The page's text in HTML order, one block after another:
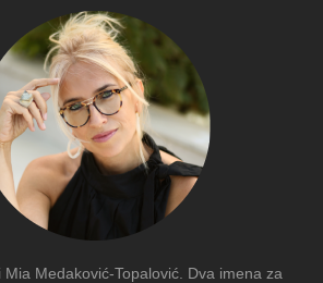
Medaković-Topalović. Dva imena za